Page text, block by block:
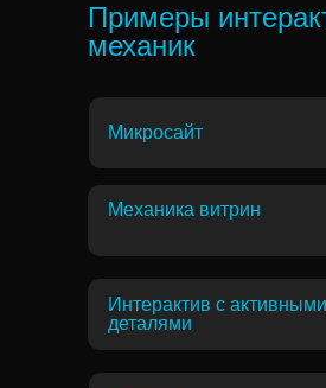
Примеры
механик
Микросайт
Механика витрин
Интерактив с активными
деталями